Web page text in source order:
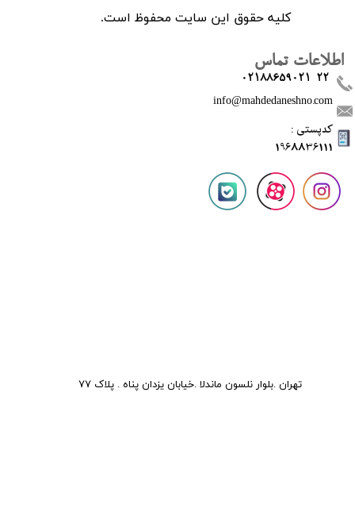
اطلاعات تماس
02188659021-22
info@mahdedaneshno.com
​کدپستی :
1968836111
کلیه حقوق این سایت محفوظ است.
تهران .بلوار نلسون ماندلا .خیابان یزدان پناه . پلاک 77